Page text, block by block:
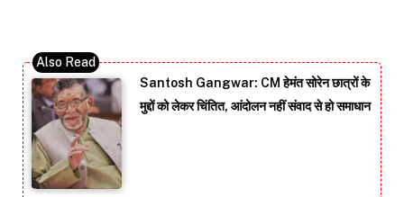
Santosh Gangwar: CM हेमंत सोरेन छात्रों के
मुद्दों को लेकर चिंतित, आंदोलन नहीं संवाद से हो समाधान